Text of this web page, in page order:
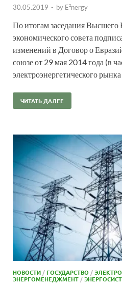
30.05.2019 - by E²nergy
По итогам заседания Высшего
экономического совета
изменений в Договор о
союзе от 29 мая 2014 года (в
электроэнергетического
ЧИТАТЬ ДАЛЕЕ
НОВОСТИ/ГОСУДАРСТВО /
ЭНЕРГОМЕНЕДЖМЕНТ/